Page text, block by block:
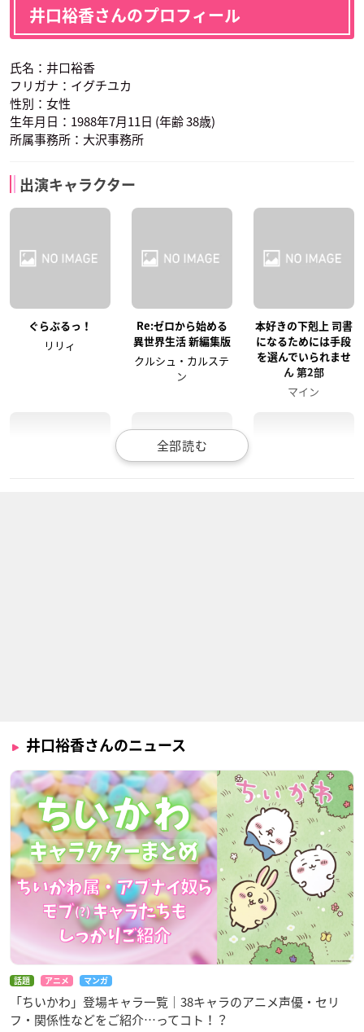
井口裕香さんのプロフィール
氏名：井口裕香
フリガナ：イグチユカ
性別：女性
生年月日：1988年7月11日 (年齢 38歳)
所属事務所：大沢事務所
出演キャラクター
ぐらぶるっ！
リリィ
Re:ゼロから始める
異世界生活 新編集版
クルシュ・カルステ
ン
本好きの下剋上 司書
になるためには手段
を選んでいられませ
ん 第2部
マイン
阿良々木月火
ーゴーン
パトリシア・パール
閃乱カグラ SHINOVI
MASTER -東京妖魔
篇-
ゴブリンスレイヤー
牛飼娘
とある魔術の禁書目
録Ⅲ
インデックス
井口裕香さんのニュース
話題 アニメ マンガ
「ちいかわ」登場キャラ一覧｜38キャラのアニメ声優・セリ
フ・関係性などをご紹介…ってコト！？